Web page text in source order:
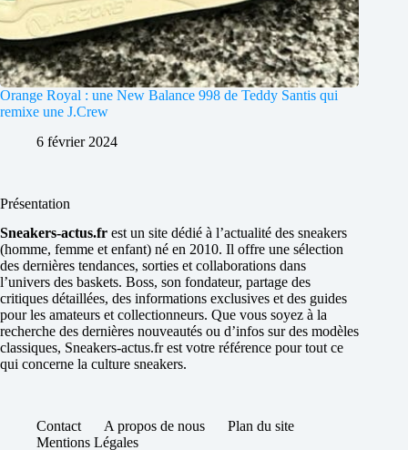
Orange Royal : une New Balance 998 de Teddy Santis qui
remixe une J.Crew
6 février 2024
Présentation
Sneakers-actus.fr est un site dédié à l’actualité des sneakers
(homme, femme et enfant) né en 2010. Il offre une sélection
des dernières tendances, sorties et collaborations dans
l’univers des baskets. Boss, son fondateur, partage des
critiques détaillées, des informations exclusives et des guides
pour les amateurs et collectionneurs. Que vous soyez à la
recherche des dernières nouveautés ou d’infos sur des modèles
classiques, Sneakers-actus.fr est votre référence pour tout ce
qui concerne la culture sneakers.
Contact A propos de nous
Plan du site
Mentions Légales